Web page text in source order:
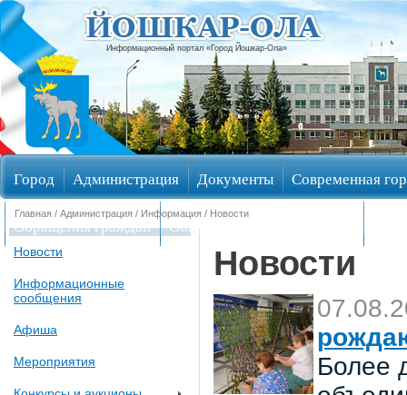
Информационный портал «Город Йошкар-Ола»
Город Администрация Документы Современная
Обращения граждан Общественные обсуждения
Главная / Администрация / Информация / Новости
Новости
Информационные
сообщения
Афиша
Мероприятия
Новости
Более